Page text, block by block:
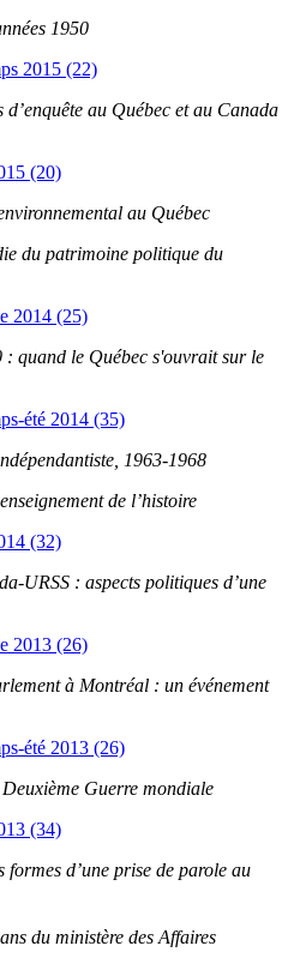
1950
2015 (22)
d’enquête au Québec et au Canada
(20)
au Québec
du patrimoine politique du
2014 (25)
: quand le Québec s'ouvrait sur le
été 2014 (35)
1963-1968
de l’histoire
(32)
URSS : aspects politiques d’une
2013 (26)
à Montréal : un événement
été 2013 (26)
Guerre mondiale
(34)
formes d’une prise de parole au
du ministère des Affaires